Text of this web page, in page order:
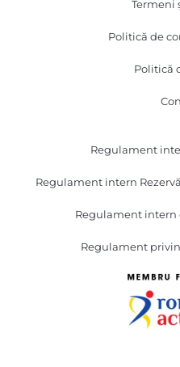
Termeni
Politică de
Politică
Regulament
Regulament intern
Regulament intern
Regulament